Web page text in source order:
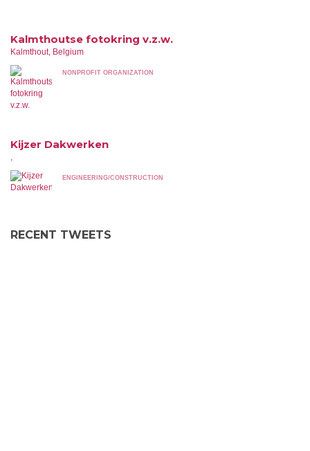
Kalmthoutse fotokring v.z.w.
Kalmthout, Belgium
NONPROFIT ORGANIZATION
Kijzer Dakwerken
,
ENGINEERING/CONSTRUCTION
RECENT TWEETS